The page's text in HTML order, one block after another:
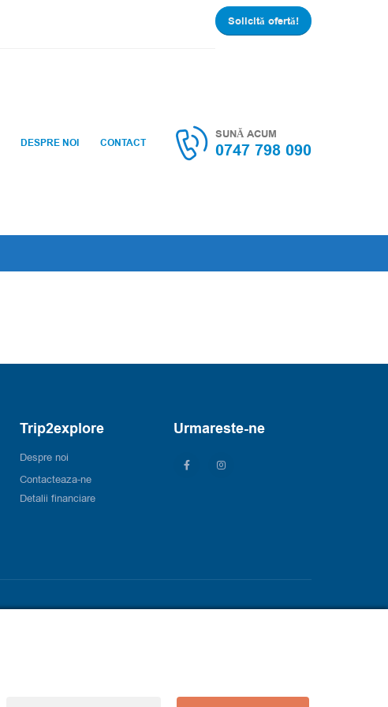
Solicită ofertă!
DESPRE NOI CONTACT
SUNĂ ACUM
0747 798 090
Trip2explore
Despre noi
Contacteaza-ne
Detalii financiare
Urmareste-ne